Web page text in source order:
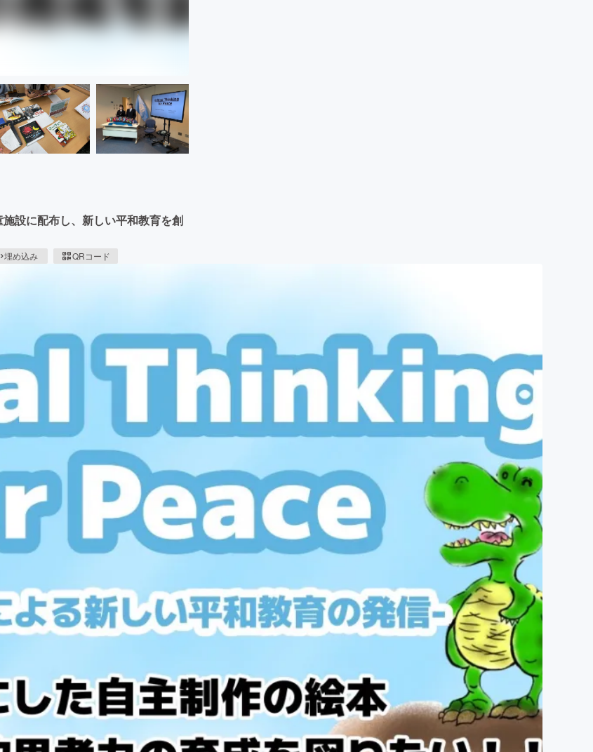
設に配布し、新しい平和教育を創
埋め込み QRコード